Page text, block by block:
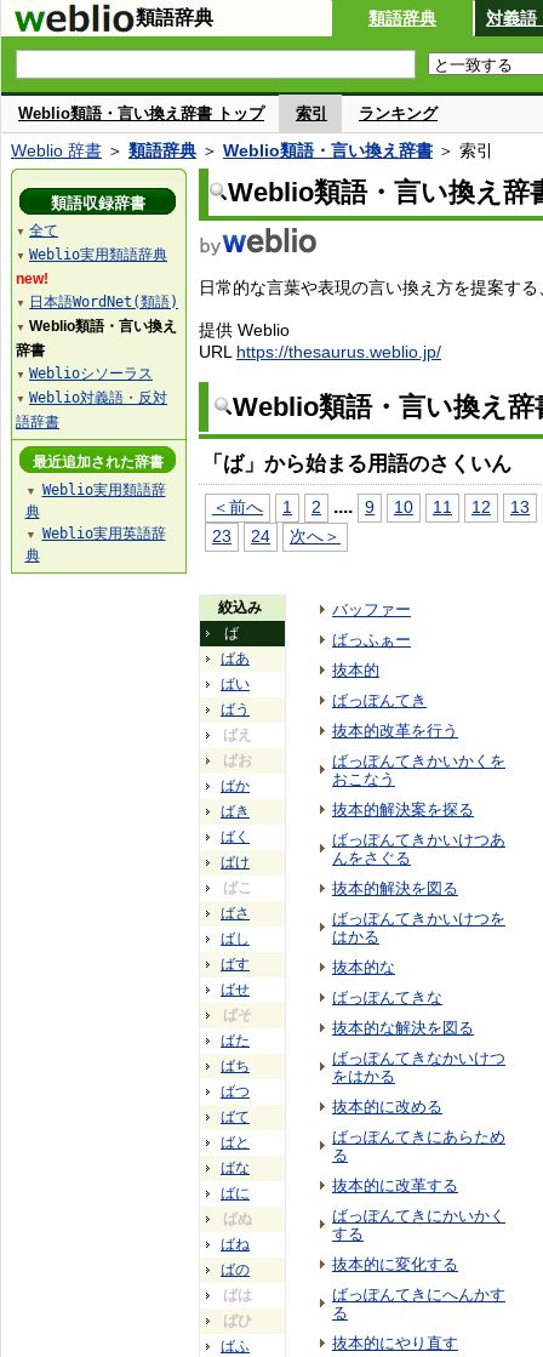
類語辞典 類語辞典 対義語
Weblio類語・言い換え辞書 トップ 索引 ランキング
Weblio 辞書 ＞ 類語辞典 ＞ Weblio類語・言い換え辞書 ＞ 索引
Weblio類語・言い換え辞
日常的な言葉や表現の言い換え方を提案す
提供 Weblio
URL https://thesaurus.weblio.jp/
Weblio類語・言い換え
「ば」から始まる用語のさくいん
＜前へ 1 2 .... 9 10 11 12
13
23
24 次へ＞
絞込み
ば
ばあ
ばい
ばう
ばえ
ばお
ばか
ばき
ばく
ばけ
ばこ
ばさ
ばし
ばす
ばせ
ばそ
ばた
ばち
ばつ
ばて
ばと
ばな
ばに
ばぬ
ばね
ばの
ばは
ばひ
ばふ
バッファー
ばっふぁー
抜本的
ばっぽんてき
抜本的改革を行う
ばっぽんてきかいかくを
おこなう
抜本的解決案を探る
ばっぽんてきかいけつあ
んをさぐる
抜本的解決を図る
ばっぽんてきかいけつを
はかる
抜本的な
ばっぽんてきな
抜本的な解決を図る
ばっぽんてきなかいけつ
をはかる
抜本的に改める
ばっぽんてきにあらため
る
抜本的に改革する
ばっぽんてきにかいかく
する
抜本的に変化する
ばっぽんてきにへんかす
る
抜本的にやり直す
類語収録辞書
▼ 全て
▼ Weblio実用類語辞典
new!
▼ 日本語WordNet(類語)
▼ Weblio類語・言い換え
辞書
▼ Weblioシソーラス
▼ Weblio対義語・反対
語辞書
最近追加された辞書
▼
Weblio実用類語辞
典
▼
Weblio実用英語辞
典